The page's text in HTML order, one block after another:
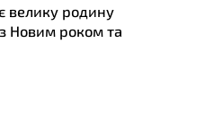
велику родину
з Новим роком та